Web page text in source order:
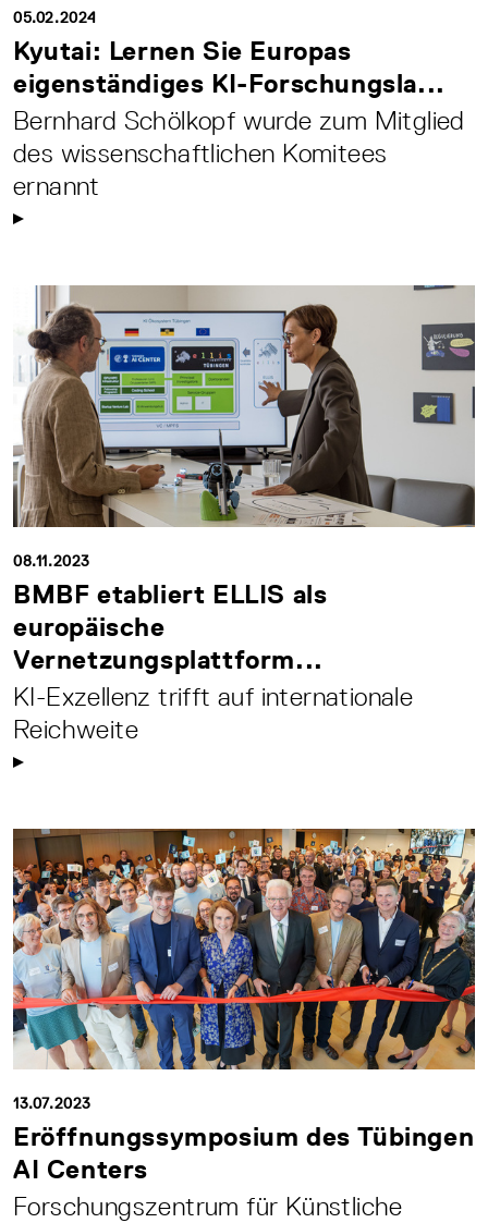
05.02.2024
Kyutai: Lernen Sie Europas
eigenständiges KI-Forschungsla...
Bernhard Schölkopf wurde zum Mitglied
des wissenschaftlichen Komitees
ernannt
08.11.2023
BMBF etabliert ELLIS als
europäische
Vernetzungsplattform...
KI-Exzellenz trifft auf internationale
Reichweite
13.07.2023
Eröffnungssymposium des Tübingen
AI Centers
Forschungszentrum für Künstliche